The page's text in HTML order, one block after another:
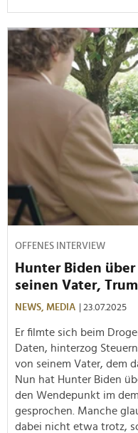
OFFENES INTERVIEW
Hunter Biden
seinen Vater,
NEWS, MEDIA | 23.07.2025
Er filmte sich beim
Daten, hinterzog
von seinem Vater, dem
Nun hat Hunter Biden
den Wendepunkt im
gesprochen. Manche
dabei nicht etwa trotz,